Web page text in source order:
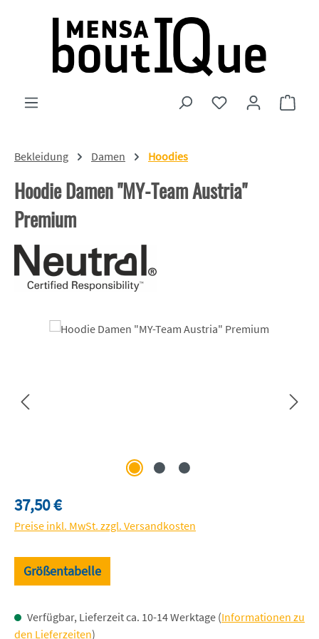
Zum Hauptinhalt springen
Du hast 0
Bekleidung Damen Hoodies
Hoodie Damen "MY-Team Austria"
Premium
Bildergalerie überspringen
Regulärer Preis:
37,50 €
Preise inkl. MwSt. zzgl. Versandkosten
Größentabelle
Verfügbar, Lieferzeit ca. 10-14 Werktage (Informationen zu
den Lieferzeiten)